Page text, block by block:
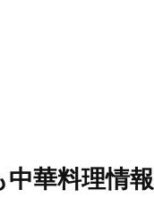
中華料理情